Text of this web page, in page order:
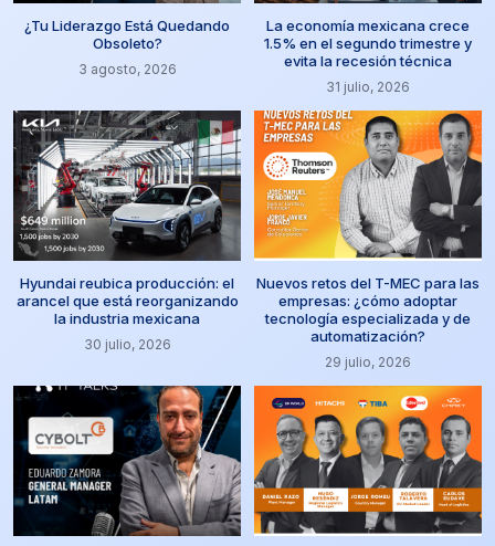
¿Tu Liderazgo Está Quedando
Obsoleto?
3 agosto, 2026
La economía mexicana crece
1.5% en el segundo trimestre y
evita la recesión técnica
31 julio, 2026
Hyundai reubica producción: el
arancel que está reorganizando
la industria mexicana
30 julio, 2026
Nuevos retos del T-MEC para las
empresas: ¿cómo adoptar
tecnología especializada y de
automatización?
29 julio, 2026